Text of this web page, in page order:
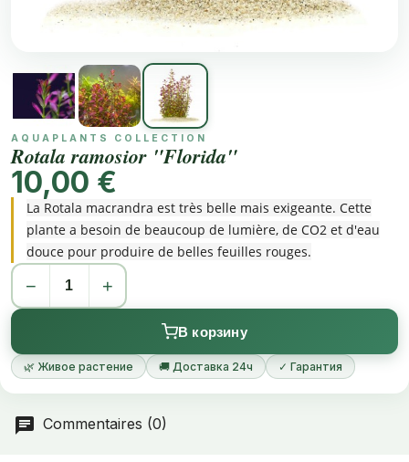
AQUAPLANTS COLLECTION
Rotala ramosior "Florida"
10,00 €
La Rotala macrandra est très belle mais exigeante. Cette
plante a besoin de beaucoup de lumière, de CO2 et d'eau
douce pour produire de belles feuilles rouges.
− +
В корзину
🌿 Живое растение 🚚 Доставка 24ч ✓ Гарантия
Commentaires (0)